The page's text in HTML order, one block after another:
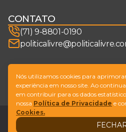
CONTATO
(71) 9-8801-0190
SIGA-NOS
Design by
LegalFale
Nós utilizamos cookies para
experiência em nosso site. Ao
em contribuir para os dados
nossa Política de Privacidade e
Cookies.